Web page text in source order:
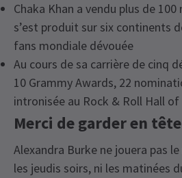
Chaka Khan a vendu plus de
s’est produit sur six continents
fans mondiale dévouée
Au cours de sa carrière de cinq
10 Grammy Awards, 22
intronisée au Rock & Roll Hall of
Merci de garder en tête
Alexandra Burke ne jouera pas
les jeudis soirs, ni les matinées